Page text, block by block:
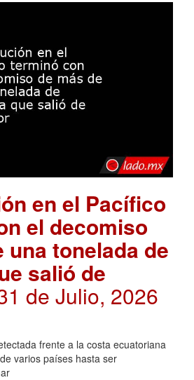
en el Pacífico
el decomiso
una tonelada de
salió de
de Julio, 2026
frente a la costa ecuatoriana
varios países hasta ser